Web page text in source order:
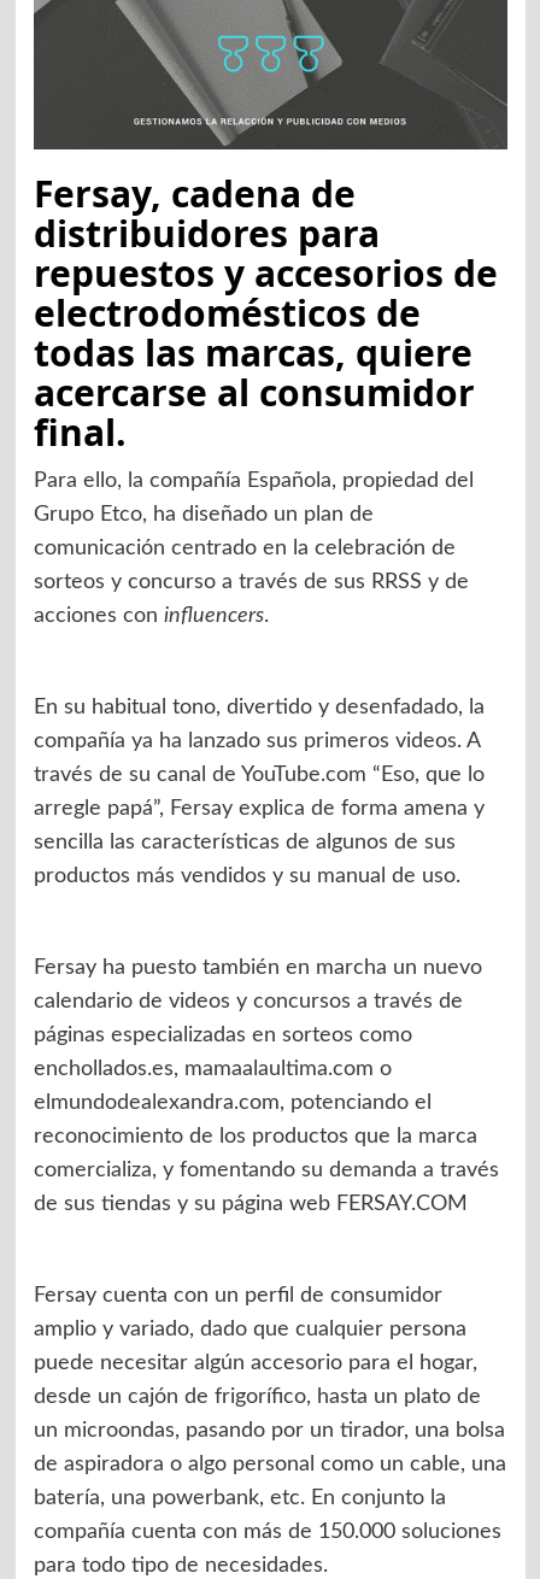
Fersay, cadena de
distribuidores para
repuestos y accesorios de
electrodomésticos de
todas las marcas, quiere
acercarse al consumidor
final.
Para ello, la compañía Española, propiedad del
Grupo Etco, ha diseñado un plan de
comunicación centrado en la celebración de
sorteos y concurso a través de sus RRSS y de
acciones con influencers.
En su habitual tono, divertido y desenfadado, la
compañía ya ha lanzado sus primeros videos. A
través de su canal de YouTube.com “Eso, que lo
arregle papá”, Fersay explica de forma amena y
sencilla las características de algunos de sus
productos más vendidos y su manual de uso.
Fersay ha puesto también en marcha un nuevo
calendario de videos y concursos a través de
páginas especializadas en sorteos como
enchollados.es, mamaalaultima.com o
elmundodealexandra.com, potenciando el
reconocimiento de los productos que la marca
comercializa, y fomentando su demanda a través
de sus tiendas y su página web FERSAY.COM
Fersay cuenta con un perfil de consumidor
amplio y variado, dado que cualquier persona
puede necesitar algún accesorio para el hogar,
desde un cajón de frigorífico, hasta un plato de
un microondas, pasando por un tirador, una bolsa
de aspiradora o algo personal como un cable, una
batería, una powerbank, etc. En conjunto la
compañía cuenta con más de 150.000 soluciones
para todo tipo de necesidades.